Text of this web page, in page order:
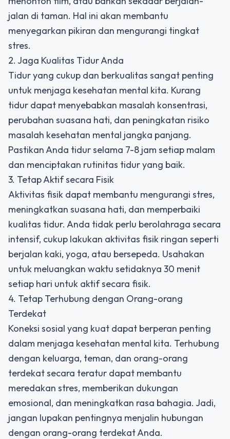
jalan di taman. Hal ini akan membantu
menyegarkan pikiran dan mengurangi tingkat
stres.
2. Jaga Kualitas Tidur Anda
Tidur yang cukup dan berkualitas sangat penting
untuk menjaga kesehatan mental kita. Kurang
tidur dapat menyebabkan masalah konsentrasi,
perubahan suasana hati, dan peningkatan risiko
masalah kesehatan mental jangka panjang.
Pastikan Anda tidur selama 7-8 jam setiap malam
dan menciptakan rutinitas tidur yang baik.
3. Tetap Aktif secara Fisik
Aktivitas fisik dapat membantu mengurangi stres,
meningkatkan suasana hati, dan memperbaiki
kualitas tidur. Anda tidak perlu berolahraga secara
intensif, cukup lakukan aktivitas fisik ringan seperti
berjalan kaki, yoga, atau bersepeda. Usahakan
untuk meluangkan waktu setidaknya 30 menit
setiap hari untuk aktif secara fisik.
4. Tetap Terhubung dengan Orang-orang
Terdekat
Koneksi sosial yang kuat dapat berperan penting
dalam menjaga kesehatan mental kita. Terhubung
dengan keluarga, teman, dan orang-orang
terdekat secara teratur dapat membantu
meredakan stres, memberikan dukungan
emosional, dan meningkatkan rasa bahagia. Jadi,
jangan lupakan pentingnya menjalin hubungan
dengan orang-orang terdekat Anda.